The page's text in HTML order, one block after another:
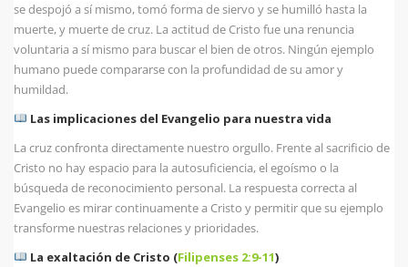
se despojó a sí mismo, tomó forma de siervo y se humilló hasta la
muerte, y muerte de cruz. La actitud de Cristo fue una renuncia
voluntaria a sí mismo para buscar el bien de otros. Ningún ejemplo
humano puede compararse con la profundidad de su amor y
humildad.
Las implicaciones del Evangelio para nuestra vida
La cruz confronta directamente nuestro orgullo. Frente al sacrificio de
Cristo no hay espacio para la autosuficiencia, el egoísmo o la
búsqueda de reconocimiento personal. La respuesta correcta al
Evangelio es mirar continuamente a Cristo y permitir que su ejemplo
transforme nuestras relaciones y prioridades.
La exaltación de Cristo (Filipenses 2:9-11)